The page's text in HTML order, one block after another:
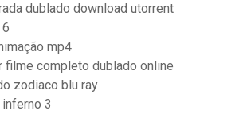
dublado download utorrent
mp4
filme completo dublado online
zodiaco blu ray
inferno 3